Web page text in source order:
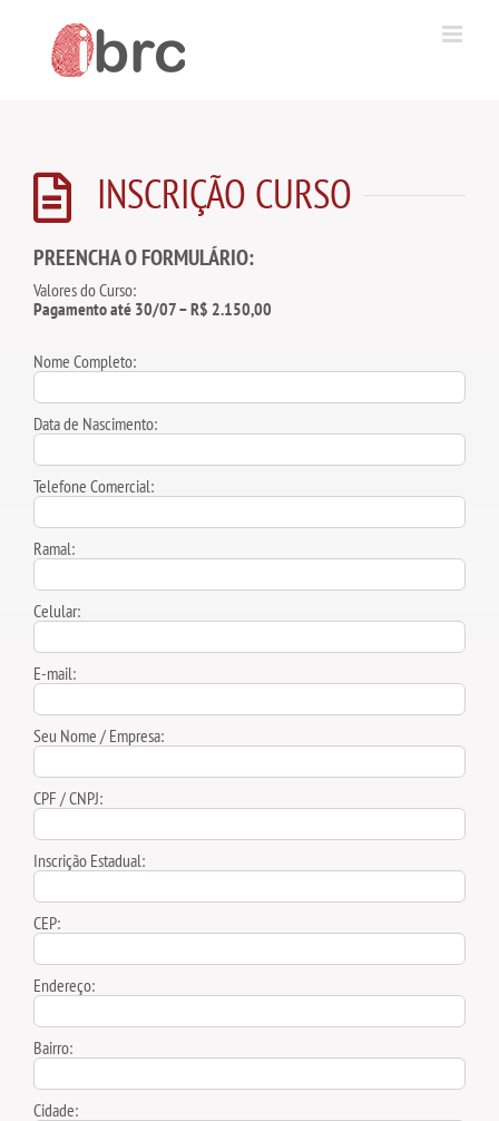
conteúdo
INSCRIÇÃO CURSO
PREENCHA O FORMULÁRIO:
Valores do Curso:
Pagamento até 30/07 – R$ 2.150,00
Nome Completo:
Data de Nascimento:
Telefone Comercial:
Ramal:
Celular:
E-mail:
Seu Nome / Empresa:
CPF / CNPJ:
Inscrição Estadual:
CEP:
Endereço:
Bairro:
Cidade: